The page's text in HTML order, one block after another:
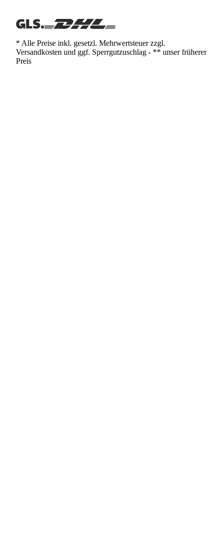
* Alle Preise inkl. gesetzl. Mehrwertsteuer zzgl.
Versandkosten und ggf. Sperrgutzuschlag - ** unser früherer
Preis